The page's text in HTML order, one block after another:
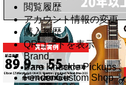
閲覧履歴
アカウント情報の変更
購入履歴
QRコードを表示
Brand
Bare Knuckle Pickups
Fender Custom Shop